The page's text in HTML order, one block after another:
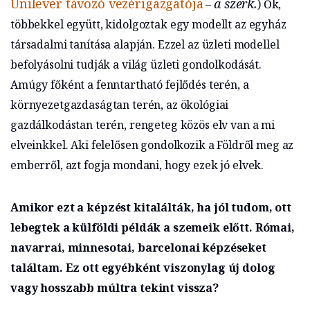
–
) Ők,
többekkel együtt, kidolgoztak egy modellt az egyház
társadalmi tanítása alapján. Ezzel az üzleti modellel
befolyásolni tudják a világ üzleti gondolkodását.
Amúgy főként a fenntartható fejlődés terén, a
környezetgazdaságtan terén, az ökológiai
gazdálkodástan terén, rengeteg közös elv van a mi
elveinkkel. Aki felelősen gondolkozik a Földről meg az
emberről, azt fogja mondani, hogy ezek jó elvek.
Amikor ezt a képzést kitalálták, ha jól tudom, ott
lebegtek a külföldi példák a szemeik előtt. Római,
navarrai, minnesotai, barcelonai képzéseket
találtam. Ez ott egyébként viszonylag új dolog
vagy hosszabb múltra tekint vissza?